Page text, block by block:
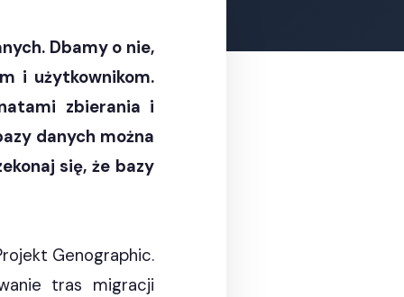
Dbamy o nie,
i użytkownikom.
zbierania i
danych można
się, że bazy
Genographic.
tras migracji